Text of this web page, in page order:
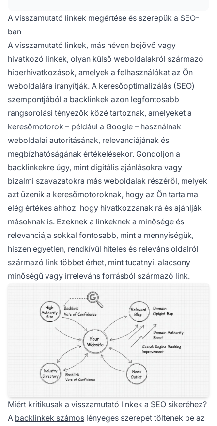
szerves forgalmat, és erősítik a domain
autoritást.
A visszamutató linkek megértése és szerepük a SEO-
ban
A visszamutató linkek, más néven bejövő vagy
hivatkozó linkek, olyan külső weboldalakról származó
hiperhivatkozások, amelyek a felhasználókat az Ön
weboldalára irányítják. A keresőoptimalizálás (SEO)
szempontjából a backlinkek azon legfontosabb
rangsorolási tényezők közé tartoznak, amelyeket a
keresőmotorok – például a Google – használnak
weboldalai autoritásának, relevanciájának és
megbízhatóságának értékelésekor. Gondoljon a
backlinkekre úgy, mint digitális ajánlásokra vagy
bizalmi szavazatokra más weboldalak részéről, melyek
azt üzenik a keresőmotoroknak, hogy az Ön tartalma
elég értékes ahhoz, hogy hivatkozzanak rá és ajánlják
másoknak is. Ezeknek a linkeknek a minősége és
relevanciája sokkal fontosabb, mint a mennyiségük,
hiszen egyetlen, rendkívül hiteles és releváns oldalról
származó link többet érhet, mint tucatnyi, alacsony
minőségű vagy irreleváns forrásból származó link.
Miért kritikusak a visszamutató linkek a SEO sikeréhez?
A backlinkek számos lényeges szerepet töltenek be az